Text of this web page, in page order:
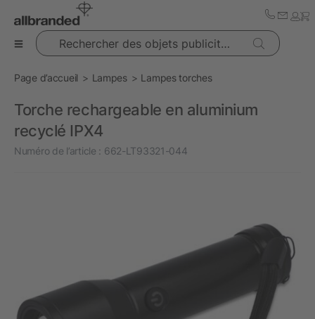
Rechercher des objets publicitaires
Page d’accueil Lampes Lampes torches
Torche rechargeable en aluminium
recyclé IPX4
Numéro de l’article : 662-LT93321-044